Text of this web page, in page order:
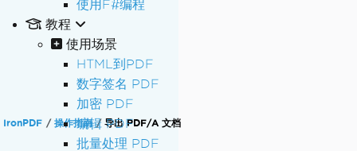
使用F#编程
教程
使用场景
HTML到PDF
数字签名 PDF
加密 PDF
编辑 PDF
批量处理 PDF
IronPDF 操作指南 导出 PDF/A 文档